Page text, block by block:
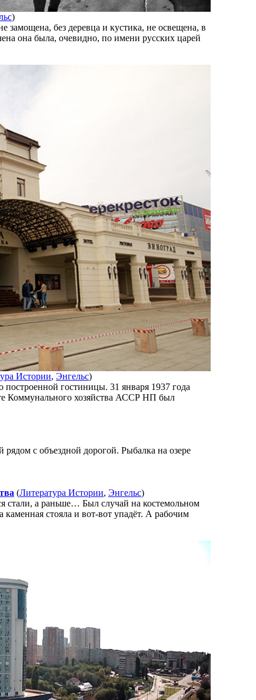
)
замощена, без деревца и кустика, не освещена, в
она была, очевидно, по имени русских царей
Истории, Энгельс)
гостиницы. 31 января 1937 года
Коммунального хозяйства АССР НП был
с объездной дорогой. Рыбалка на озере
(Литература Истории, Энгельс)
стали, а раньше… Был случай на костемольном
стояла и вот-вот упа­дёт. А рабочим